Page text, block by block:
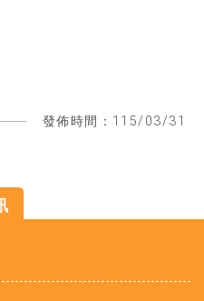
發佈時間：115/03/31